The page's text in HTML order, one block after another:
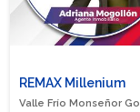
REMAX Millenium
Valle Frío Monseñor